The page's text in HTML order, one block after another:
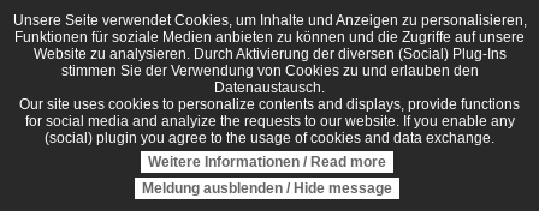
Direkt zum Inhalt
Unsere Seite verwendet Cookies, um Inhalte und Anzeigen zu personalisieren,
Funktionen für soziale Medien anbieten zu können und die Zugriffe auf unsere
Website zu analysieren. Durch Aktivierung der diversen (Social) Plug-Ins
stimmen Sie der Verwendung von Cookies zu und erlauben den
Datenaustausch.
Our site uses cookies to personalize contents and displays, provide functions
for social media and analyize the requests to our website. If you enable any
(social) plugin you agree to the usage of cookies and data exchange.
Weitere Informationen / Read more
Meldung ausblenden / Hide message